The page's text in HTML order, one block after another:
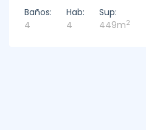
Baños:
4
Hab:
4
Sup:
449m2